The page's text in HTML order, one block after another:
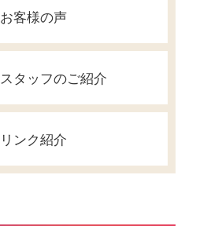
お客様の声
スタッフのご紹介
リンク紹介